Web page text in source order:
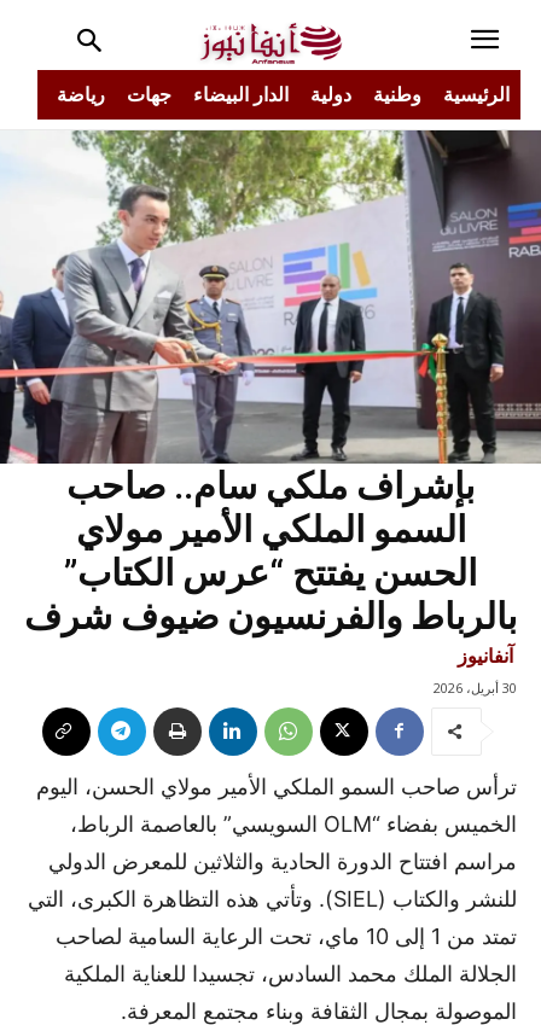
الرئيسية وطنية دولية الدار البيضاء جهات رياضة
بإشراف ملكي سام.. صاحب
السمو الملكي الأمير مولاي
الحسن يفتتح “عرس الكتاب”
بالرباط والفرنسيون ضيوف شرف
آنفانيوز
30 أبريل، 2026
ترأس صاحب السمو الملكي الأمير مولاي الحسن، اليوم
الخميس بفضاء “OLM السويسي” بالعاصمة الرباط،
مراسم افتتاح الدورة الحادية والثلاثين للمعرض الدولي
للنشر والكتاب (SIEL). وتأتي هذه التظاهرة الكبرى، التي
تمتد من 1 إلى 10 ماي، تحت الرعاية السامية لصاحب
الجلالة الملك محمد السادس، تجسيدا للعناية الملكية
الموصولة بمجال الثقافة وبناء مجتمع المعرفة.